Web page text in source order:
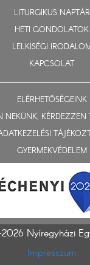
LITURGIKUS NAPTÁR
HETI GONDOLATOK
LELKISÉGI
KAPCSOLAT
ELÉRHETŐSÉGEINK
NEKÜNK, KÉRDEZZEN
GYERMEKVÉDELEM
Nyíregyházi
Impresszum